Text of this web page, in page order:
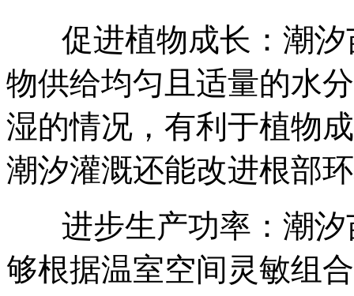
促进植物成长：潮
物供给均匀且适量的水
湿的情况，有利于植物
潮汐灌溉还能改进根部
进步生产功率：潮
够根据温室空间灵敏组